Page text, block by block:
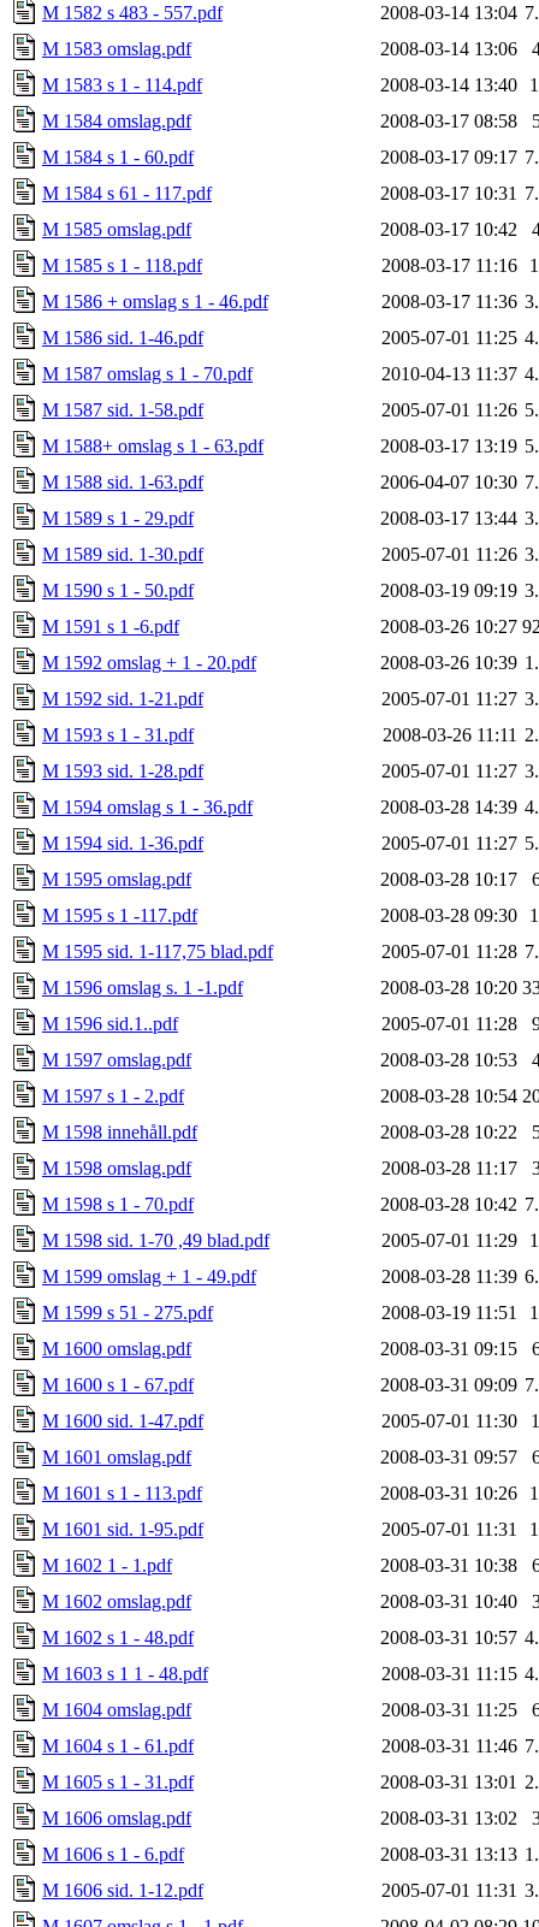
M 1582 s 483 - 557.pdf
2008-03-14 13:04
M 1583 omslag.pdf
2008-03-14 13:06
M 1583 s 1 - 114.pdf
2008-03-14 13:40
M 1584 omslag.pdf
2008-03-17 08:58
M 1584 s 1 - 60.pdf
2008-03-17 09:17
M 1584 s 61 - 117.pdf
2008-03-17 10:31
M 1585 omslag.pdf
2008-03-17 10:42
M 1585 s 1 - 118.pdf
2008-03-17 11:16
M 1586 + omslag s 1 - 46.pdf
2008-03-17 11:36
M 1586 sid. 1-46.pdf
2005-07-01 11:25
M 1587 omslag s 1 - 70.pdf
2010-04-13 11:37
M 1587 sid. 1-58.pdf
2005-07-01 11:26
M 1588+ omslag s 1 - 63.pdf
2008-03-17 13:19
M 1588 sid. 1-63.pdf
2006-04-07 10:30
M 1589 s 1 - 29.pdf
2008-03-17 13:44
M 1589 sid. 1-30.pdf
2005-07-01 11:26
M 1590 s 1 - 50.pdf
2008-03-19 09:19
M 1591 s 1 -6.pdf
2008-03-26 10:27
M 1592 omslag + 1 - 20.pdf
2008-03-26 10:39
M 1592 sid. 1-21.pdf
2005-07-01 11:27
M 1593 s 1 - 31.pdf
2008-03-26 11:11
M 1593 sid. 1-28.pdf
2005-07-01 11:27
M 1594 omslag s 1 - 36.pdf
2008-03-28 14:39
M 1594 sid. 1-36.pdf
2005-07-01 11:27
M 1595 omslag.pdf
2008-03-28 10:17
M 1595 s 1 -117.pdf
2008-03-28 09:30
M 1595 sid. 1-117,75 blad.pdf
2005-07-01 11:28
M 1596 omslag s. 1 -1.pdf
2008-03-28 10:20
M 1596 sid.1..pdf
2005-07-01 11:28
M 1597 omslag.pdf
2008-03-28 10:53
M 1597 s 1 - 2.pdf
2008-03-28 10:54
M 1598 innehåll.pdf
2008-03-28 10:22
M 1598 omslag.pdf
2008-03-28 11:17
M 1598 s 1 - 70.pdf
2008-03-28 10:42
M 1598 sid. 1-70 ,49 blad.pdf
2005-07-01 11:29
M 1599 omslag + 1 - 49.pdf
2008-03-28 11:39
M 1599 s 51 - 275.pdf
2008-03-19 11:51
M 1600 omslag.pdf
2008-03-31 09:15
M 1600 s 1 - 67.pdf
2008-03-31 09:09
M 1600 sid. 1-47.pdf
2005-07-01 11:30
M 1601 omslag.pdf
2008-03-31 09:57
M 1601 s 1 - 113.pdf
2008-03-31 10:26
M 1601 sid. 1-95.pdf
2005-07-01 11:31
M 1602 1 - 1.pdf
2008-03-31 10:38
M 1602 omslag.pdf
2008-03-31 10:40
M 1602 s 1 - 48.pdf
2008-03-31 10:57
M 1603 s 1 1 - 48.pdf
2008-03-31 11:15
M 1604 omslag.pdf
2008-03-31 11:25
M 1604 s 1 - 61.pdf
2008-03-31 11:46
M 1605 s 1 - 31.pdf
2008-03-31 13:01
M 1606 omslag.pdf
2008-03-31 13:02
M 1606 s 1 - 6.pdf
2008-03-31 13:13
M 1606 sid. 1-12.pdf
2005-07-01 11:31